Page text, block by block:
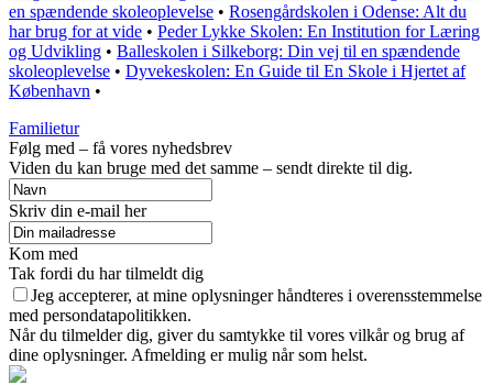
en spændende skoleoplevelse • Rosengårdskolen i Odense: Alt du
har brug for at vide • Peder Lykke Skolen: En Institution for Læring
og Udvikling • Balleskolen i Silkeborg: Din vej til en spændende
skoleoplevelse • Dyvekeskolen: En Guide til En Skole i Hjertet af
København •
Familietur
Følg med – få vores nyhedsbrev
Viden du kan bruge med det samme – sendt direkte til dig.
Skriv din e-mail her
Kom med
Tak fordi du har tilmeldt dig
Jeg accepterer, at mine oplysninger håndteres i overensstemmelse
med persondatapolitikken.
Når du tilmelder dig, giver du samtykke til vores vilkår og brug af
dine oplysninger. Afmelding er mulig når som helst.